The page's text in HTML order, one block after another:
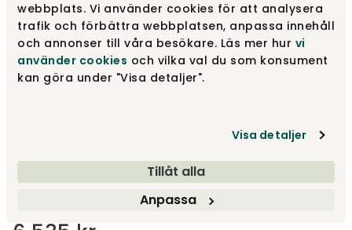
webbplats. Vi använder cookies för att analysera
trafik och förbättra webbplatsen, anpassa innehåll
och annonser till våra besökare. Läs mer hur vi
använder cookies och vilka val du som konsument
kan göra under "Visa detaljer".
Visa detaljer
Tillåt alla
Anpassa
White/Moss Green 6 535 kr
170x240 cm